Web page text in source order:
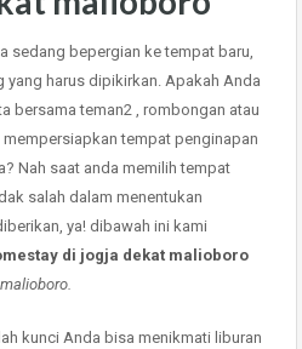
sedang bepergian ke tempat baru,
yang harus dipikirkan. Apakah Anda
bersama teman2 , rombongan atau
tempat penginapan
Nah saat anda memilih tempat
salah dalam menentukan
ya! dibawah ini kami
di jogja dekat malioboro
kunci Anda bisa menikmati liburan